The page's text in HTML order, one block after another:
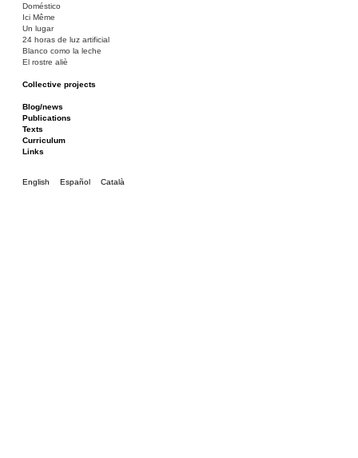
Doméstico
Ici Même
Un lugar
24 horas de luz artificial
Blanco como la leche
El rostre aliè
Collective projects
Ciza Muzej
Roulotte
Canòdrom/Canòdrom
ON Prat
Rieres/Rambles
Blog/news
Publications
Texts
Curriculum
Links
English Español Català